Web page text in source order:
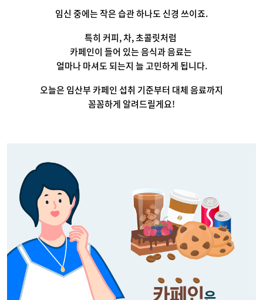
임신 중에는 작은 습관 하나도 신경 쓰이죠.
특히 커피, 차, 초콜릿처럼
카페인이 들어 있는 음식과 음료는
얼마나 마셔도 되는지 늘 고민하게 됩니다.
오늘은 임산부 카페인 섭취 기준부터 대체 음료까지
꼼꼼하게 알려드릴게요!